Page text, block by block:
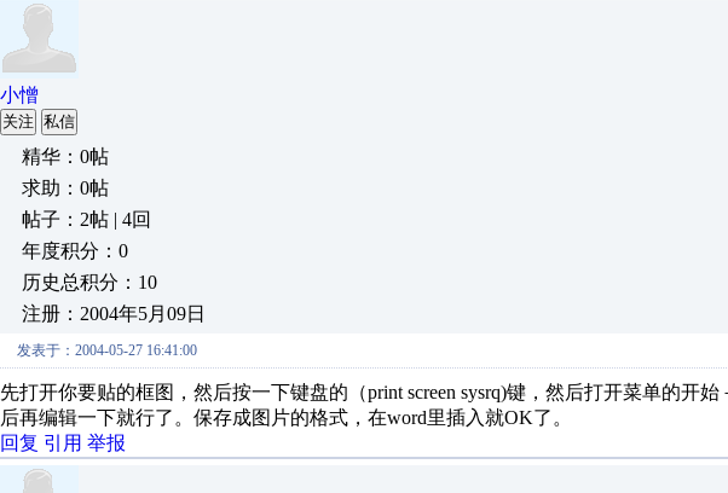
小憎
关注 私信
精华：0帖
求助：0帖
帖子：2帖 | 4回
年度积分：0
历史总积分：10
注册：2004年5月09日
发表于：2004-05-27 16:41:00
先打开你要贴的框图，然后按一下键盘的（print screen sysrq)键，然后打开菜单的开
后再编辑一下就行了。保存成图片的格式，在word里插入就OK了。
回复 引用 举报